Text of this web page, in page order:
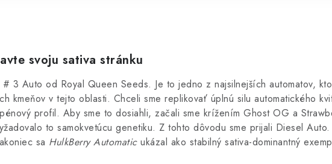
svoju sativa stránku
3 Auto od Royal Queen Seeds. Je to jedno z najsilnejších automatov,
kmeňov v tejto oblasti. Chceli sme replikovať úplnú silu automatického
profil. Aby sme to dosiahli, začali sme krížením Ghost OG a
to samokvetúcu genetiku. Z tohto dôvodu sme prijali Diesel Auto.
sa HulkBerry Automaticukázal ako stabilný sativa-dominantný